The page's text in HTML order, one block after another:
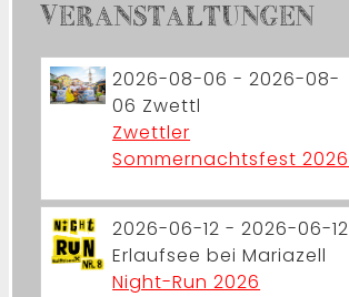
VERANSTALTUNGEN
2026-08-06 - 2026-08-
06 Zwettl
Zwettler
Sommernachtsfest 2026
2026-06-12 - 2026-06-12
Erlaufsee bei Mariazell
Night-Run 2026